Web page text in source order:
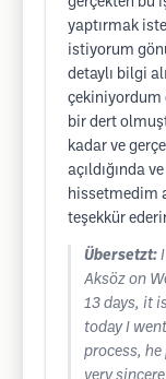
yaptırmak
istiyorum
detaylı bilgi
çekiniyordum
bir dert
kadar ve
açıldığında
hissetmedim
teşekkür
Übersetzt:
Aksöz on
13 days, it
today I
process, he